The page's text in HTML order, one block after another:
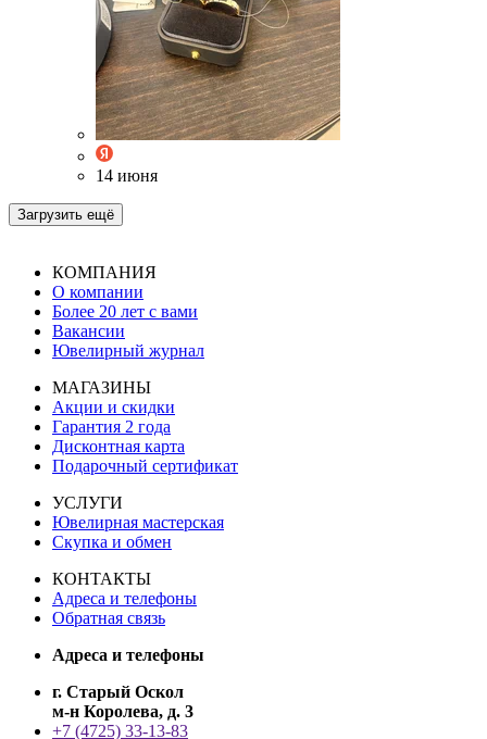
14 июня
Загрузить ещё
КОМПАНИЯ
О компании
Более 20 лет с вами
Вакансии
Ювелирный журнал
МАГАЗИНЫ
Акции и скидки
Гарантия 2 года
Дисконтная карта
Подарочный сертификат
УСЛУГИ
Ювелирная мастерская
Скупка и обмен
КОНТАКТЫ
Адреса и телефоны
Обратная связь
Адреса и телефоны
г. Старый Оскол
м-н Королева, д. 3
+7 (4725) 33-13-83